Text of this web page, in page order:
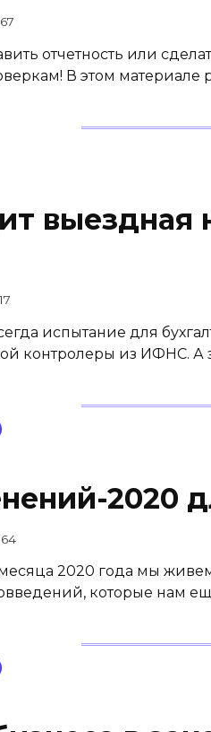
отчетность или
В этом материале
выездная
испытание для
контролеры из ИФНС. А
2020
2020 года мы
которые нам